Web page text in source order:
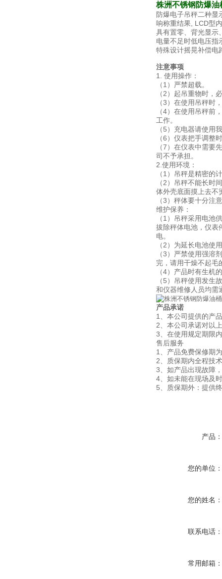
株洲不锈钢防爆油
防爆电子吊秤二种
响称重结果, LCD型
具有置零、背光显示
电量不足时低电压指
特殊设计摇晃补偿电
注意事项
1. 使用操作：
（1）严禁超载。
（2）起吊重物时，
（3）在使用吊秤时
（4）在使用吊秤前
工作。
（5）充电器请使用
（6）仪表把手调整
（7）在仪表中需要
司不予承担。
2.使用环境：
（1）吊秤是精密的
（2）吊秤不能长时
体外壳底面摸上去
（3）秤体要十分注
维护保养：
（1）吊秤采用电池
拔除秤体电池，仪表
电。
（2）为延长电池使
（3）严禁使用强溶
完，请用干燥不起毛
（4）产品时有生机
（5）吊秤使用发生
和仪器维修人员均需
产品承诺
1
、本公司提供的产
2 、本公司承诺对以
3 、在使用规定期限
售后服务
1
、产品免费保修期
2 、质保期内全程技
3 、如产品出现故障
4 、如未能在现场及
5 、质保期外：提供
产品：
您的单位：
您的姓名：
联系电话：
常用邮箱：